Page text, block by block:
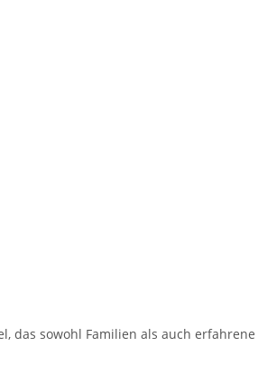
sowohl Familien als auch